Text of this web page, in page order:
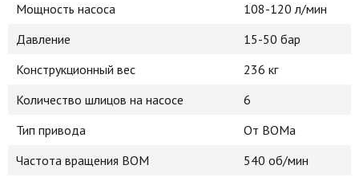
Мощность насоса
108-120 л/мин
Давление
15-50 бар
Конструкционный вес
236 кг
Количество шлицов на насосе
6
Тип привода
От ВОМа
Частота вращения ВОМ
540 об/мин